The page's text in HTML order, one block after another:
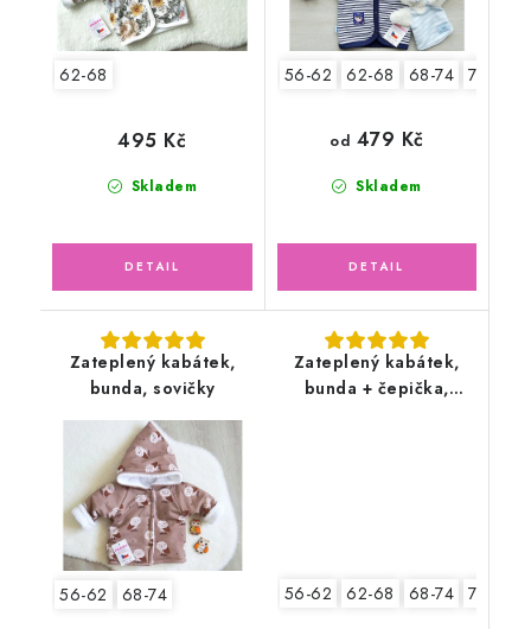
62-68
Skladem
495 Kč
56-62 62-68 68-74 74-80
Skladem
od 479 Kč
Zateplený kabátek,
bunda, sovičky
56-62 68-74
Zateplený kabátek,
bunda + čepička,
56-62 62-68 68-74 74-80